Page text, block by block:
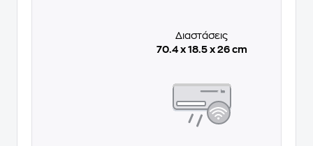
Διαστάσεις
70.4 x 18.5 x 26 cm